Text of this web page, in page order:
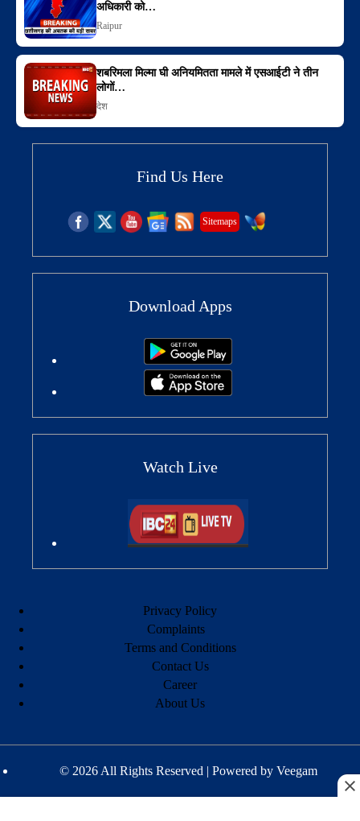
अधिकारी को…
Raipur
शबरिमला मिल्मा घी अनियमितता मामले में एसआईटी ने तीन
लोगों…
देश
Find Us Here
Sitemaps
Download Apps
Watch Live
Privacy Policy
Complaints
Terms and Conditions
Contact Us
Career
About Us
© 2026 All Rights Reserved | Powered by Veegam